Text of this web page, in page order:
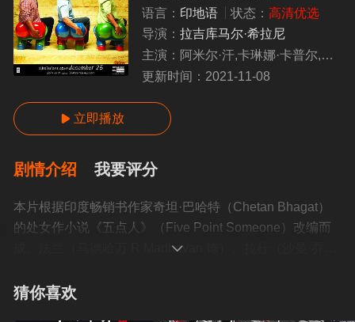
语言： 印地语 状态： 高清优选
导演： 拉吉库马尔·希拉尼
主演： 阿米尔·汗,卡琳娜·卡普尔,马达范,沙尔曼·乔希
更新时间： 2021-11-08
 立即播放
剧情介绍 我要评分
本片根据印度畅销书作家奇坦·巴哈特（Chetan Bhagat）
的处女作小说《五点人》（Five Point Someone）改编而
成。法兰（马德哈万 R Madhavan 饰）、拉杜（沙曼·乔希
是皇家工程学院的学生，三人共居一室，结为好友。在以

猜你喜欢